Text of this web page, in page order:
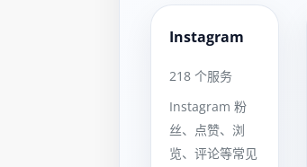
Instagram
218 个服务
Instagram 粉
丝、点赞、浏
览、评论等常见